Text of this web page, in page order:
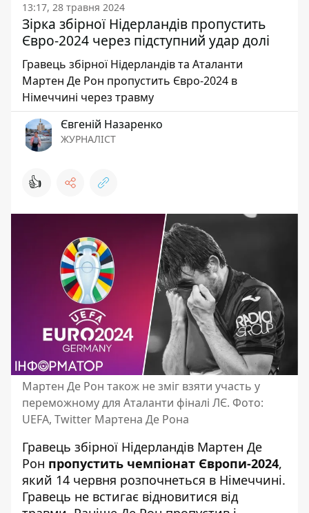
13:17, 28 травня 2024
Зірка збірної Нідерландів пропустить
Євро-2024 через підступний удар долі
Гравець збірної Нідерландів та Аталанти
Мартен Де Рон пропустить Євро-2024 в
Німеччині через травму
Євгеній Назаренко
ЖУРНАЛІСТ
👍
Мартен Де Рон також не зміг взяти участь у
переможному для Аталанти фіналі ЛЄ. Фото:
UEFA, Twitter Мартена Де Рона
Гравець збірної Нідерландів Мартен Де
Рон пропустить чемпіонат Європи-2024,
який 14 червня розпочнеться в Німеччині.
Гравець не встигає відновитися від